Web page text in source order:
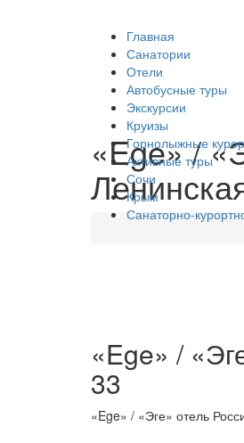
Главная
Санатории
Отели
Автобусные туры
Экскурсии
Круизы
Горнолыжные
Активные туры
Сочи
Крым
Санаторно-
«Ege» /
«Ege» /
33
«Ege» / «Эге» отель